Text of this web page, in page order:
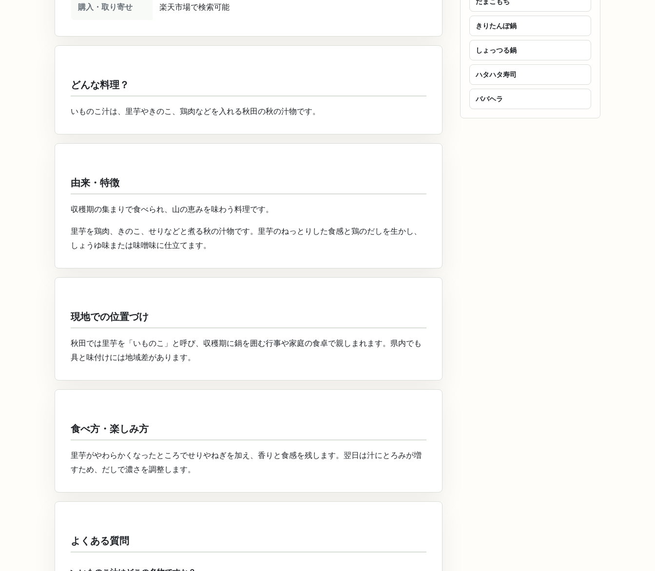
購入・取り寄せ 楽天市場で検索可能
どんな料理？
いものこ汁は、里芋やきのこ、鶏肉などを入れる秋田の秋の汁物です。
由来・特徴
収穫期の集まりで食べられ、山の恵みを味わう料理です。
里芋を鶏肉、きのこ、せりなどと煮る秋の汁物です。里芋のねっとりした食感と鶏のだしを生かし、
しょうゆ味または味噌味に仕立てます。
現地での位置づけ
秋田では里芋を「いものこ」と呼び、収穫期に鍋を囲む行事や家庭の食卓で親しまれます。県内でも
具と味付けには地域差があります。
食べ方・楽しみ方
里芋がやわらかくなったところでせりやねぎを加え、香りと食感を残します。翌日は汁にとろみが増
すため、だしで濃さを調整します。
よくある質問
きりたんぽ鍋
しょっつる鍋
ハタハタ寿司
ババヘラ